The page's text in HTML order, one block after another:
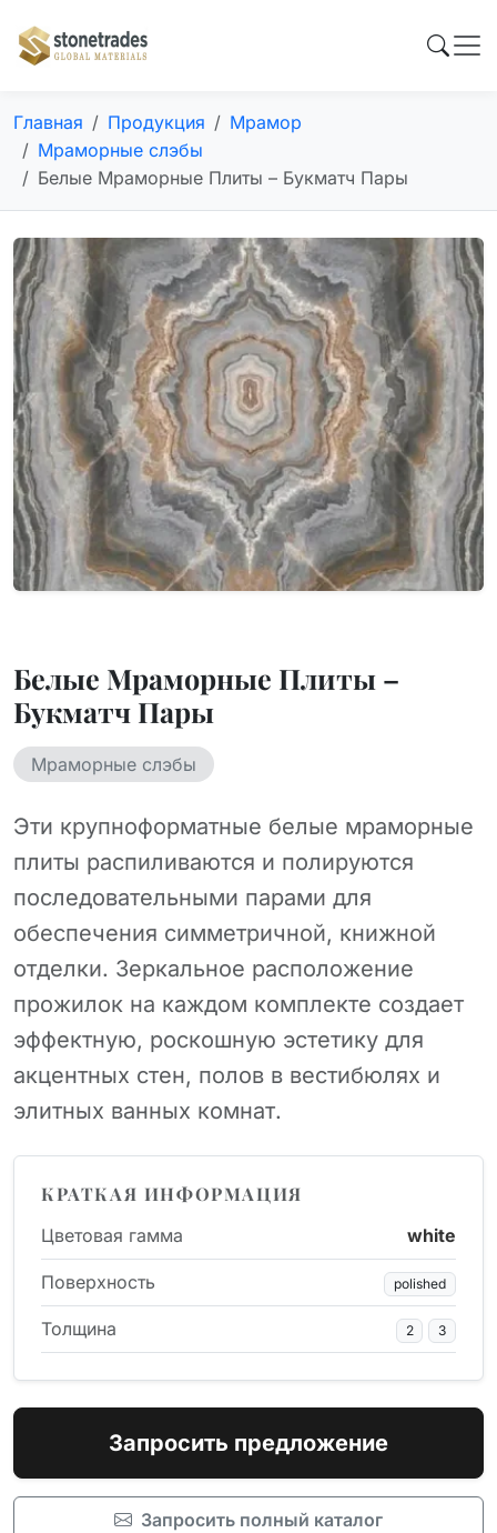
Главная Продукция
Мрамор
Мраморные слэбы
Белые Мраморные Плиты – Букматч Пары
Белые Мраморные Плиты –
Букматч Пары
Мраморные слэбы
Эти крупноформатные белые мраморные
плиты распиливаются и полируются
последовательными парами для
обеспечения симметричной, книжной
отделки. Зеркальное расположение
прожилок на каждом комплекте создает
эффектную, роскошную эстетику для
акцентных стен, полов в вестибюлях и
элитных ванных комнат.
КРАТКАЯ ИНФОРМАЦИЯ
Цветовая гамма white
Поверхность polished
Толщина 2 3
Запросить предложение
Запросить полный каталог